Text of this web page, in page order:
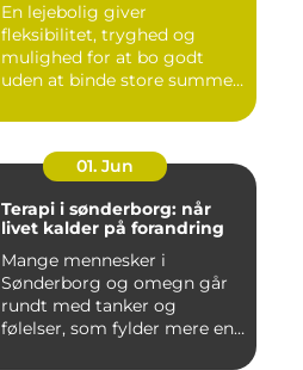
En lejebolig giver
fleksibilitet, tryghed og
mulighed for at bo godt
uden at binde store summer
01. Jun
Terapi i sønderborg: når
livet kalder på forandring
Mange mennesker i
Sønderborg og omegn går
rundt med tanker og
følelser, som fylder mere end